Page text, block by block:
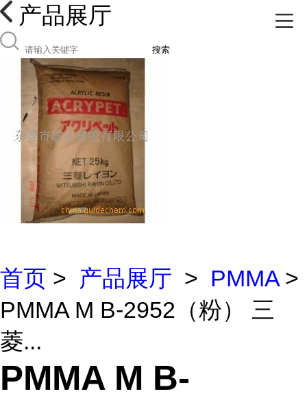
产品展厅
搜索
首页 > 产品展厅 > PMMA >
PMMA M B-2952（粉） 三
菱...
PMMA M B-